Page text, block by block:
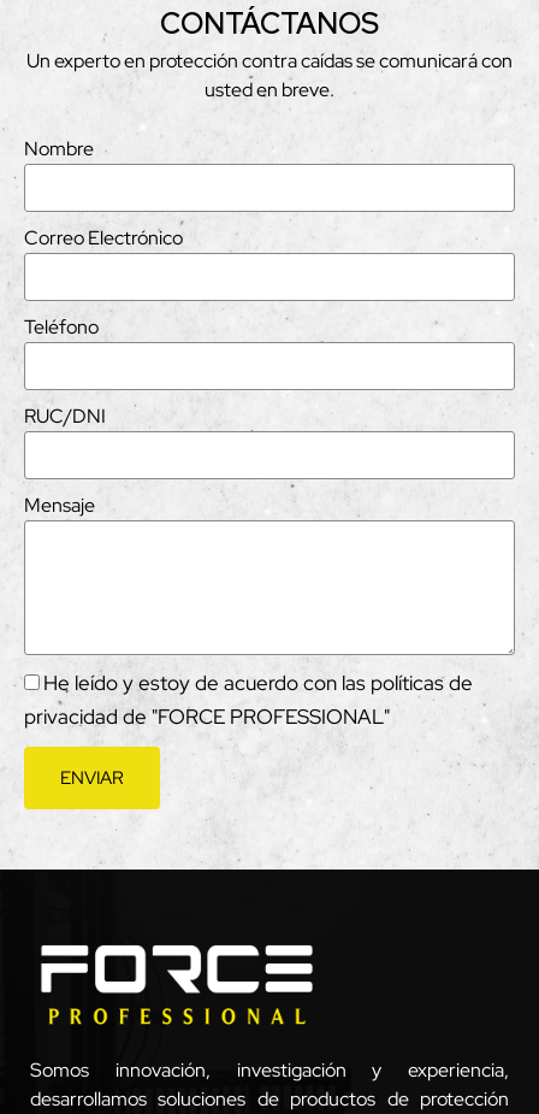
CONTÁCTANOS
Un experto en protección contra caídas se comunicará con
usted en breve.
Nombre
Correo Electrónico
Teléfono
RUC/DNI
Mensaje
He leído y estoy de acuerdo con las políticas de
privacidad de "FORCE PROFESSIONAL"
ENVIAR
Somos innovación, investigación y experiencia,
desarrollamos soluciones de productos de protección